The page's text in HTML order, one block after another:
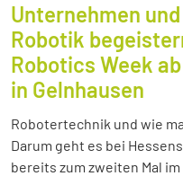
Unternehmen
Robotik
Robotics Week
in Gelnhausen
Robotertechnik und wie
Darum geht es bei
bereits zum zweiten Mal